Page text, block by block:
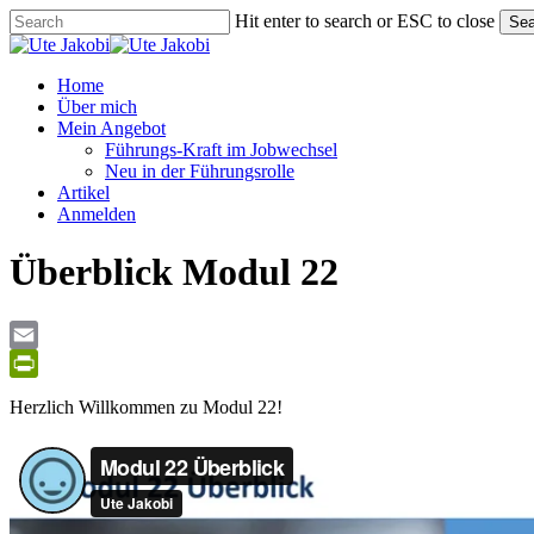
Skip
to
content
Hit enter to search or ESC to close
Close
Menu
Home
Über mich
Mein Angebot
Führungs-Kraft im Jobwechsel
Neu in der Führungsrolle
Artikel
Anmelden
Überblick Modul 22
Email
Herzlich Willkommen zu Modul 22!